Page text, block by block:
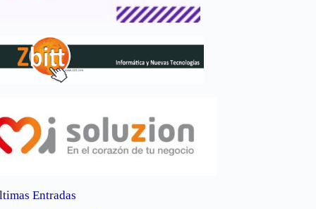
Entradas